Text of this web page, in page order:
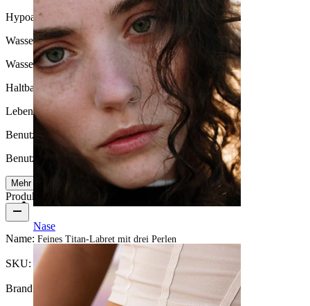
Nase
Hypoallergen
Wasserbeständigkeit
Wasserfest
Haltbarkeit
Lebenslange Haltbarkeit
Benutzerfreundlichkeit
Benutzerfreundlich
Mehr lesen
Produktdetails
Name: Feines Titan-Labret mit drei Perlen
SKU: Labret-192
Brand: Bodymod Premium